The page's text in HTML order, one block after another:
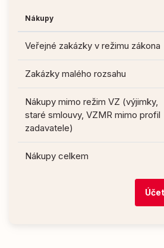
Nákupy
Veřejné zakázky v režimu zákona
Zakázky malého rozsahu
Nákupy mimo režim VZ (výjimky,
staré smlouvy, VZMR mimo profil
zadavatele)
Nákupy celkem